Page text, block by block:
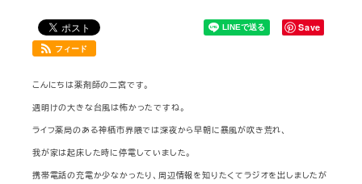
Save
フィード
こんにちは薬剤師の二宮です。
週明けの大きな台風は怖かったですね。
ライフ薬局のある神栖市界隈では深夜から早朝に暴風が吹き荒れ、
我が家は起床した時に停電していました。
携帯電話の充電か少なかったり、周辺情報を知りたくてラジオを出しましたが